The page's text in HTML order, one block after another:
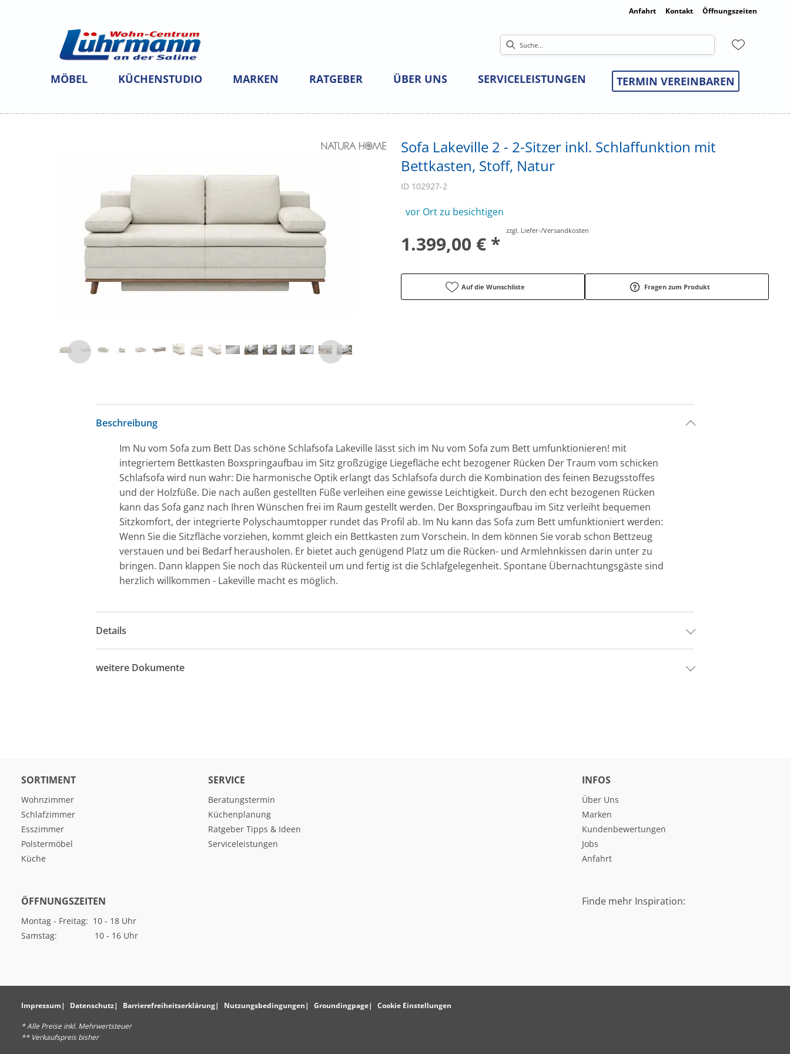
Anfahrt Kontakt Öffnungszeiten
MÖBEL KÜCHENSTUDIO MARKEN RATGEBER ÜBER UNS SERVICELEISTUNGEN TERMIN VEREINBAREN
Sofa Lakeville 2 - 2-Sitzer inkl. Schlaffunktion mit
Bettkasten, Stoff, Natur
ID 102927-2
vor Ort zu besichtigen
1.399,00 € *
zzgl. Liefer-/Versandkosten
Auf die Wunschliste Fragen zum Produkt
Beschreibung
Im Nu vom Sofa zum Bett Das schöne Schlafsofa Lakeville lässt sich im Nu vom Sofa zum Bett umfunktionieren! mit
integriertem Bettkasten Boxspringaufbau im Sitz großzügige Liegefläche echt bezogener Rücken Der Traum vom schicken
Schlafsofa wird nun wahr: Die harmonische Optik erlangt das Schlafsofa durch die Kombination des feinen Bezugsstoffes
und der Holzfüße. Die nach außen gestellten Füße verleihen eine gewisse Leichtigkeit. Durch den echt bezogenen Rücken
kann das Sofa ganz nach Ihren Wünschen frei im Raum gestellt werden. Der Boxspringaufbau im Sitz verleiht bequemen
Sitzkomfort, der integrierte Polyschaumtopper rundet das Profil ab. Im Nu kann das Sofa zum Bett umfunktioniert werden:
Wenn Sie die Sitzfläche vorziehen, kommt gleich ein Bettkasten zum Vorschein. In dem können Sie vorab schon Bettzeug
verstauen und bei Bedarf herausholen. Er bietet auch genügend Platz um die Rücken- und Armlehnkissen darin unter zu
bringen. Dann klappen Sie noch das Rückenteil um und fertig ist die Schlafgelegenheit. Spontane Übernachtungsgäste sind
herzlich willkommen - Lakeville macht es möglich.
Details
weitere Dokumente
SORTIMENT
Wohnzimmer
Schlafzimmer
Esszimmer
Polstermöbel
Küche
SERVICE
Beratungstermin
Küchenplanung
Ratgeber Tipps & Ideen
Serviceleistungen
INFOS
Über Uns
Marken
Kundenbewertungen
Jobs
Anfahrt
ÖFFNUNGSZEITEN
Montag - Freitag: 10 - 18 Uhr
Samstag: 10 - 16 Uhr
Finde mehr Inspiration:
Impressum Datenschutz Barrierefreiheitserklärung Nutzungsbedingungen Groundingpage Cookie Einstellungen
* Alle Preise inkl. Mehrwertsteuer
** Verkaufspreis bisher